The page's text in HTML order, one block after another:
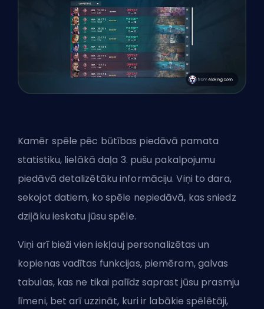
Kamēr spēle pēc būtības piedāvā pamata
statistiku, lielākā daļa 3. pušu pakalpojumu
piedāvā detalizētāku informāciju. Viņi to dara,
sekojot datiem, ko spēle nepiedāvā, kas sniedz
dziļāku ieskatu jūsu spēle.
Viņi arī bieži vien iekļauj personalizētas un
kopienas vadītas funkcijas, piemēram, galvas
tabulas, kas ne tikai palīdz saprast jūsu prasmju
līmeni, bet arī uzzināt, kuri ir labākie spēlētāji,